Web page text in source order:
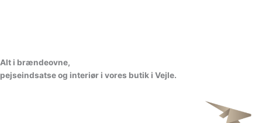
Alt i brændeovne,
pejseindsatseog interiør i vores butik i Vejle.